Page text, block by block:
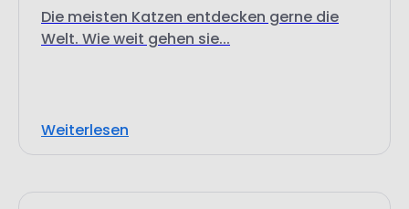
Die meisten Katzen entdecken gerne die
Welt. Wie weit gehen sie...
Weiterlesen